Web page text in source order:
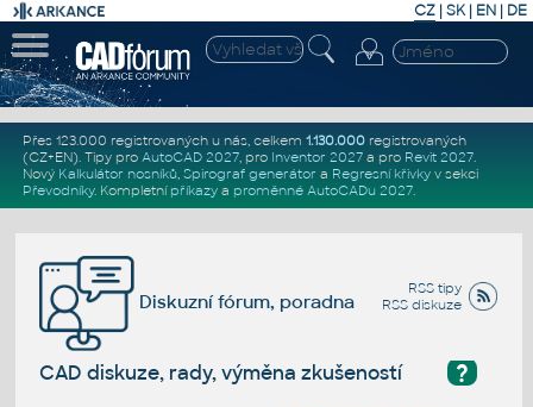
CZ | SK| EN | DE
Přes 123.000 registrovaných u nás, celkem 1.130.000registrovaných
(CZ+EN). Tipy pro AutoCAD 2027, pro Inventor 2027a pro Revit 2027.
Nový Kalkulátor nosníků, Spirograf generátor a Regresní křivkyv sekci
Převodníky. Kompletní příkazya proměnné AutoCADu 2027.
RSS tipy
RSS diskuze
Diskuzní fórum, poradna
?
CAD diskuze, rady, výměna zkušeností